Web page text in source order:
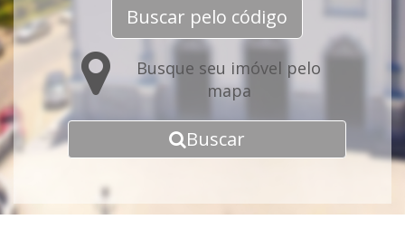
Buscar pelo código
Busque seu imóvel pelo
mapa
Buscar